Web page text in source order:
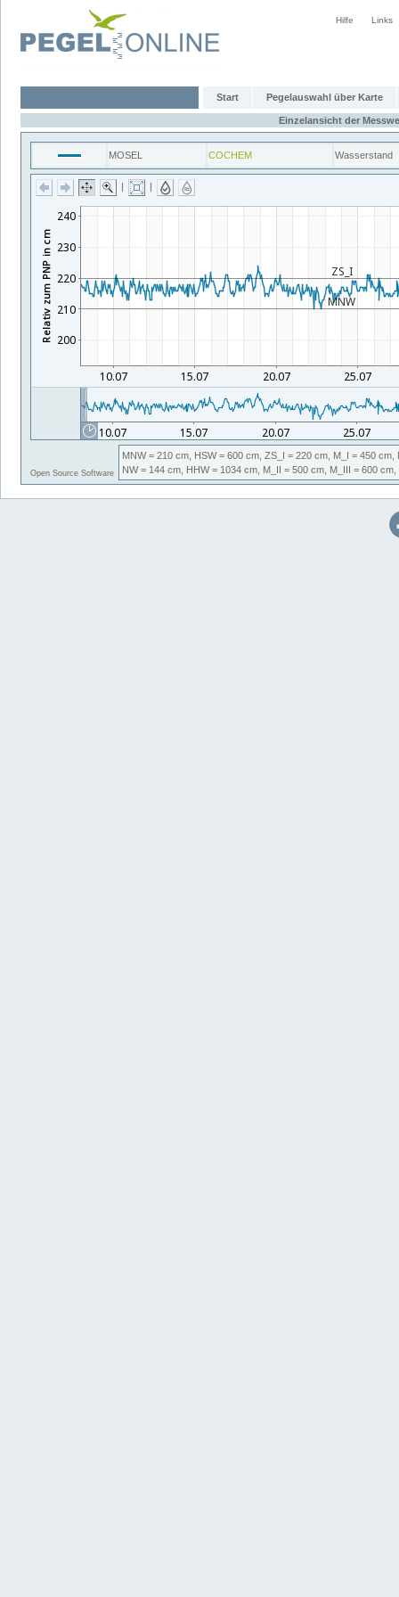
Hilfe Links
Start Pegelauswahl über Karte
Einzelansicht der
MOSEL COCHEM Wasserstand
| |
Open Source Software
MNW= 210 cm, HSW= 600 cm, ZS_I = 220 cm, M_I = 450 cm,
NW= 144 cm, HHW= 1034 cm, M_II = 500 cm, M_III = 600 cm,